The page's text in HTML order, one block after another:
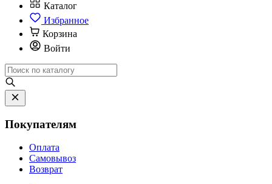
Каталог
Избранное
Корзина
Войти
Покупателям
Оплата
Самовывоз
Возврат